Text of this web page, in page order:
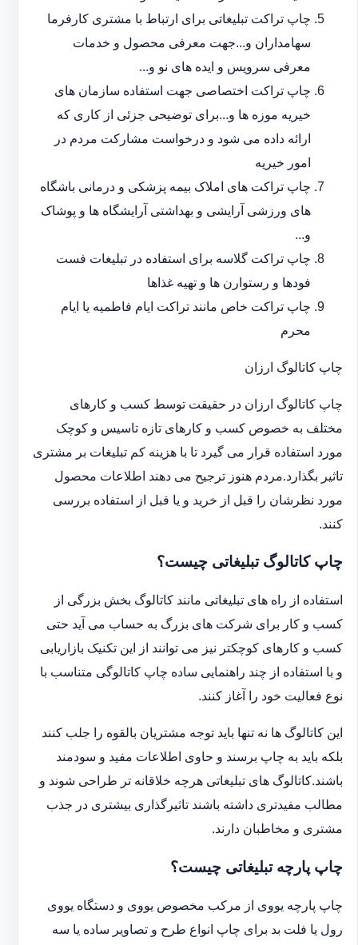
چاپ تراکت تبلیغاتی برای ارتباط با مشتری کارفرما
سهامداران و...جهت معرفی محصول و خدمات
معرفی سرویس و ایده های نو و...
چاپ تراکت اختصاصی جهت استفاده سازمان های
خیریه موزه ها و...برای توضیحی جزئی از کاری که
ارائه داده می شود و درخواست مشارکت مردم در
امور خیریه
چاپ تراکت های املاک بیمه پزشکی و درمانی باشگاه
های ورزشی آرایشی و بهداشتی آرایشگاه ها و پوشاک
و...
چاپ تراکت گلاسه برای استفاده در تبلیغات فست
فودها و رستوارن ها و تهیه غذاها
چاپ تراکت خاص مانند تراکت ایام فاطمیه یا ایام
محرم
چاپ کاتالوگ ارزان
چاپ کاتالوگ ارزان در حقیقت توسط کسب و کارهای
مختلف به خصوص کسب و کارهای تازه تاسیس و کوچک
مورد استفاده قرار می گیرد تا با هزینه کم تبلیغات بر مشتری
تاثیر بگذارد.مردم هنوز ترجیح می دهند اطلاعات محصول
مورد نظرشان را قبل از خرید و یا قبل از استفاده بررسی
کنند.
چاپ کاتالوگ تبلیغاتی چیست؟
استفاده از راه های تبلیغاتی مانند کاتالوگ بخش بزرگی از
کسب و کار برای شرکت های بزرگ به حساب می آید حتی
کسب و کارهای کوچکتر نیز می توانند از این تکنیک بازاریابی
و با استفاده از چند راهنمایی ساده چاپ کاتالوگی متناسب با
نوع فعالیت خود را آغاز کنند.
این کاتالوگ ها نه تنها باید توجه مشتریان بالقوه را جلب کنند
بلکه باید به چاپ برسند و حاوی اطلاعات مفید و سودمند
باشند.کاتالوگ های تبلیغاتی هرچه خلاقانه تر طراحی شوند و
مطالب مفیدتری داشته باشند تاثیرگذاری بیشتری در جذب
مشتری و مخاطبان دارند.
چاپ پارچه تبلیغاتی چیست؟
چاپ پارچه یووی از مرکب مخصوص یووی و دستگاه یووی
رول یا فلت بد برای چاپ انواع طرح و تصاویر ساده یا سه